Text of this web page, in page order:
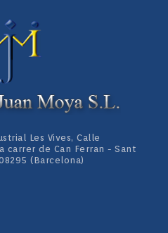
Les Vives, Calle
carrer de Can Ferran - Sant
(Barcelona)